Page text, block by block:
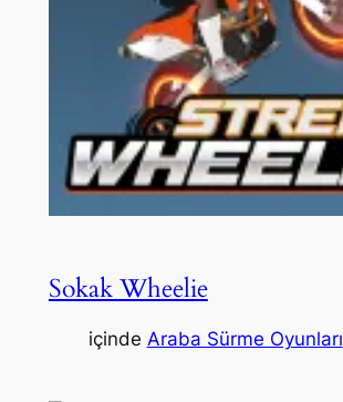
Sokak Wheelie
içinde Araba Sürme Oyunları